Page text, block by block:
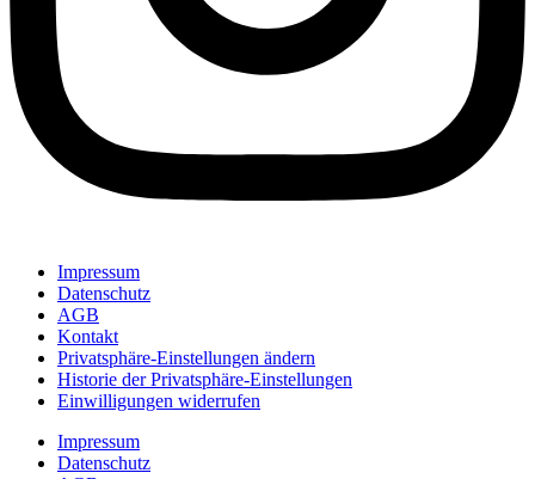
Impressum
Datenschutz
AGB
Kontakt
Privatsphäre-Einstellungen ändern
Historie der Privatsphäre-Einstellungen
Einwilligungen widerrufen
Impressum
Datenschutz